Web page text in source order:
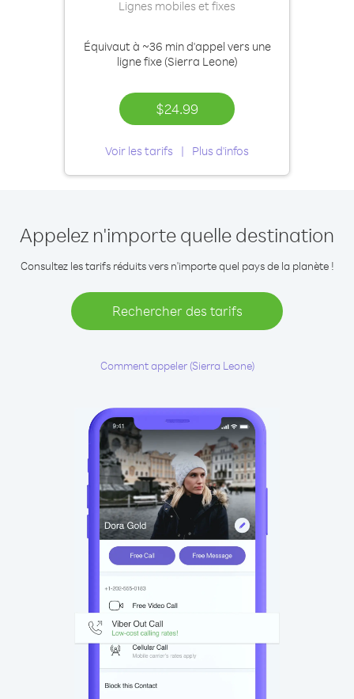
Lignes mobiles et fixes
Équivaut à ~36 mind'appel vers une
ligne fixe (Sierra Leone)
$24.99
Voir les tarifs Plus d'infos
Appelez n'importe quelle destination
Consultez les tarifs réduits vers n'importe quel pays de la planète !
Rechercher des tarifs
Comment appeler (Sierra Leone)